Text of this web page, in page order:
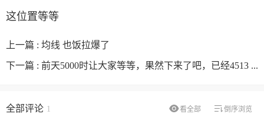
这位置等等
上一篇 : 均线 也饭拉爆了
下一篇 : 前天5000时让大家等等，果然下来了吧，已经4513 ...
看全部 倒序浏览
全部评论 1